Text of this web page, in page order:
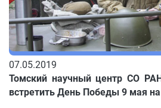
07.05.2019
Томский научный центр СО
встретить День Победы 9 мая